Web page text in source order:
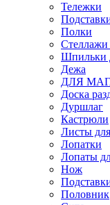
Тележки
Полки
Стеллажи
Шпильки
Дежа
ДЛЯ
Доска
Дуршлаг
Кастрюли
Листы
Лопатки
Лопаты
Нож
Половник